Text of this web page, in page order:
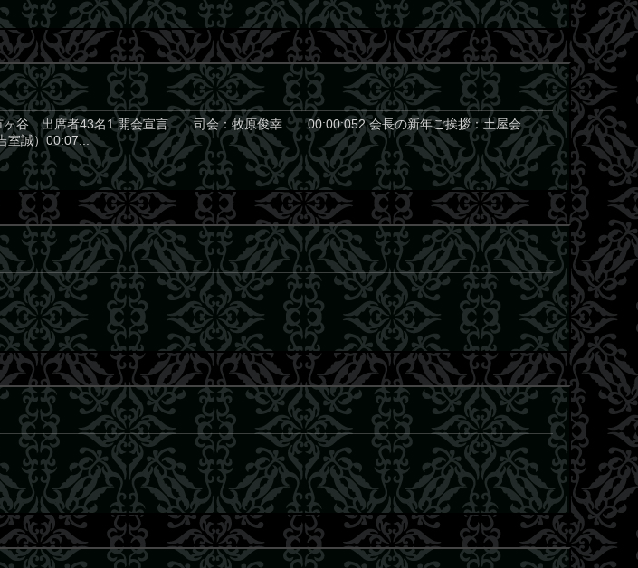
ヶ谷 出席者43名1.開会宣言 司会：牧原俊幸 00:00:052.会長の新年ご挨拶：土屋会
室誠）00:07...